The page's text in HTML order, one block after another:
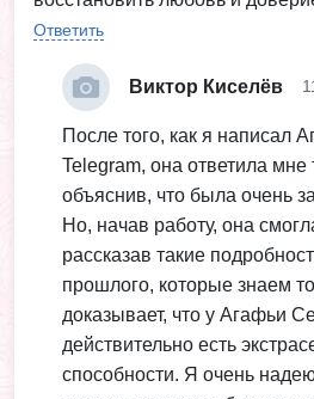
Ответить
Виктор Киселёв
После того, как я написал
Telegram, она ответила мне
объяснив, что была очень
Но, начав работу, она
рассказав такие
прошлого, которые знаем
доказывает, что у Агафьи
действительно есть
способности. Я очень